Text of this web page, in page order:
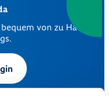
von zu Hause